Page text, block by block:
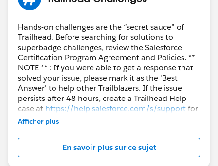
Hands-on challenges are the “secret sauce” of
Trailhead. Before searching for solutions to
superbadge challenges, review the Salesforce
Certification Program Agreement and Policies. **
NOTE ** : If you were able to get a response that
solved your issue, please mark it as the 'Best
Answer' to help other Trailblazers. If the issue
persists after 48 hours, create a Trailhead Help
case at https://help.salesforce.com/s/supportfor
further assistance.
Afficher plus
En savoir plus sur ce sujet